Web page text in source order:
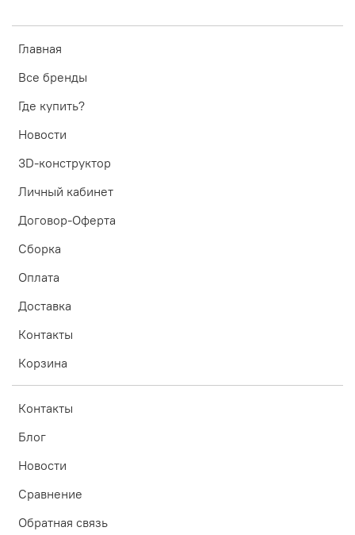
Главная
Все бренды
Где купить?
Новости
3D-конструктор
Личный кабинет
Договор-Оферта
Сборка
Оплата
Доставка
Контакты
Корзина
Контакты
Блог
Новости
Сравнение
Обратная связь